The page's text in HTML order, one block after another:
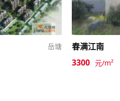
岳塘 春满江南
3300 元/m²